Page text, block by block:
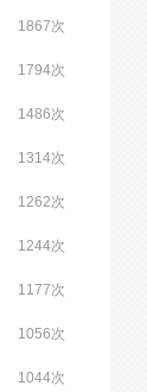
1867次
1794次
1486次
1314次
1262次
1244次
1177次
1056次
1044次